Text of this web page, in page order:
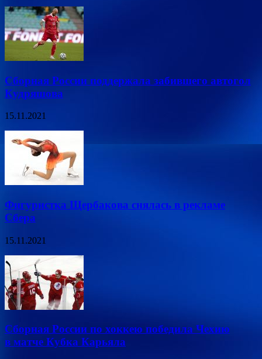
Сборная России поддержала забившего автогол
Кудряшова
15.11.2021
Фигуристка Щербакова снялась в рекламе
Сбера
15.11.2021
Сборная России по хоккею победила Чехию
в матче Кубка Карьяла